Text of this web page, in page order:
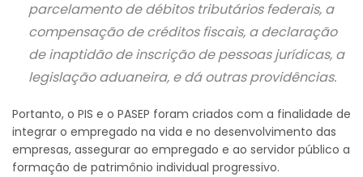
parcelamento de débitos tributários federais, a
compensação de créditos fiscais, a declaração
de inaptidão de inscrição de pessoas jurídicas, a
legislação aduaneira, e dá outras providências.
Portanto, o PIS e o PASEP foram criados com a finalidade de
integrar o empregado na vida e no desenvolvimento das
empresas, assegurar ao empregado e ao servidor público a
formação de patrimônio individual progressivo.